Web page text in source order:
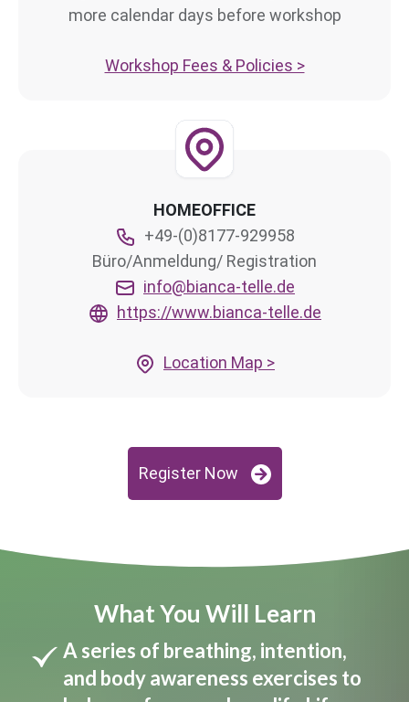
more calendar days before workshop
Workshop Fees & Policies >
HOMEOFFICE
+49-(0)8177-929958
Büro/Anmeldung/ Registration
info@bianca-telle.de
https://www.bianca-telle.de
Location Map >
Register Now
What You Will Learn
A series of breathing, intention,
and body awareness exercises to